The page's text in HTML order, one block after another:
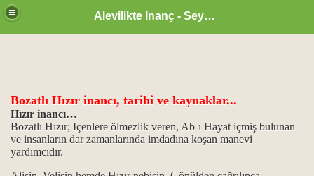
Alevilikte Inanç - Seyyid Hakkı
Bozatlı Hızır inancı, tarihi ve kaynaklar...
Hızır inancı…
Bozatlı Hızır; Içenlere ölmezlik veren, Ab-ı Hayat içmiş bulunan
ve insanların dar zamanlarında imdadına koşan manevi
yardımcıdır.
Hüsna